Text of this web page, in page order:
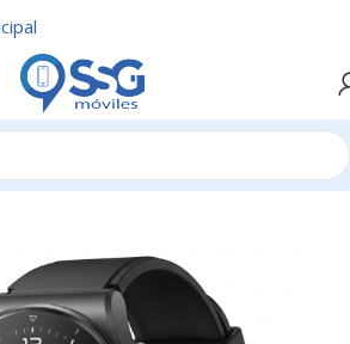
/Accesorios/Smartwatch